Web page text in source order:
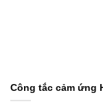
Công tắc cảm ứng